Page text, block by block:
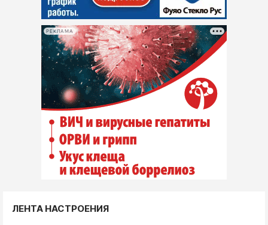
РЕКЛАМА
ЛЕНТА НАСТРОЕНИЯ